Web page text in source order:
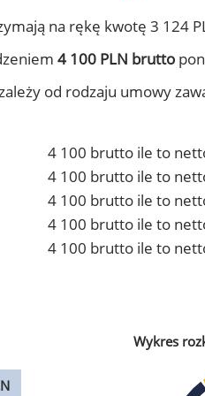
na rękę kwotę 3 124
4 100 PLN brutto
od rodzaju umowy
4 100 brutto ile to
4 100 brutto ile to
4 100 brutto ile to
4 100 brutto ile to
4 100 brutto ile to
Wykres